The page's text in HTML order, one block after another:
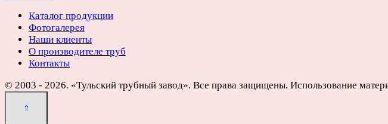
Каталог продукции
Фотогалерея
Наши клиенты
О производителе труб
Контакты
© 2003 - 2026. «Тульский трубный завод». Все права защищены. Использование